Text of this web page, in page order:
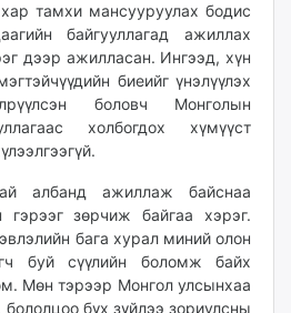
тамхи мансууруулах бодис
байгууллагад ажиллах
дээр ажилласан. Ингээд, хүн
биеийг үнэлүүлэх
боловч Монголын
холбогдох хүмүүст
албанд ажиллаж байснаа
зөрчиж байгаа хэрэг.
бага хурал миний олон
буй сүүлийн боломж байх
Мөн тэрээр Монгол улсынхаа
бүх зүйлээ зориулсны